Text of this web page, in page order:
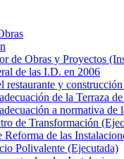
de Obras y Proyectos
de las I.D. en 2006
restaurante y
de la Terraza
a normativa de
de Transformación
Reforma de las
Polivalente (Ejecutada)